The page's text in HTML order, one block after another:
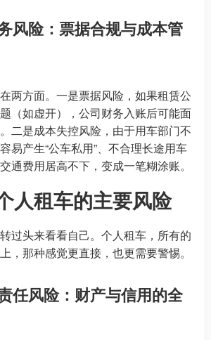
风险：票据合规与成本管
两方面。一是票据风险，如果租赁公
（如虚开），公司财务入账后可能面
二是成本失控风险，由于用车部门不
易产生“公车私用”、不合理长途用车
通费用居高不下，变成一笔糊涂账。
人租车的主要风险
过头来看看自己。个人租车，所有的
，那种感觉更直接，也更需要警惕。
任风险：财产与信用的全